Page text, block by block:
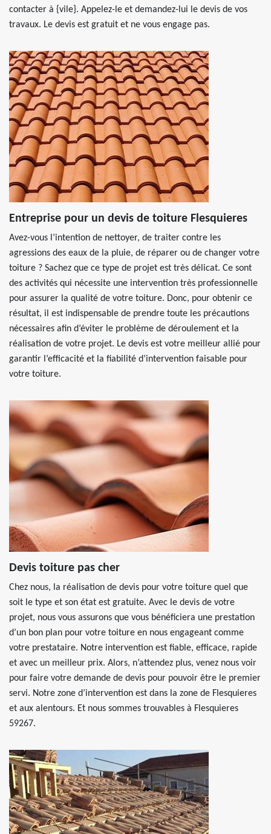
contacter à {vile}. Appelez-le et demandez-lui le devis de vos
travaux. Le devis est gratuit et ne vous engage pas.
Entreprise pour un devis de toiture Flesquieres
Avez-vous l’intention de nettoyer, de traiter contre les
agressions des eaux de la pluie, de réparer ou de changer votre
toiture ? Sachez que ce type de projet est très délicat. Ce sont
des activités qui nécessite une intervention très professionnelle
pour assurer la qualité de votre toiture. Donc, pour obtenir ce
résultat, il est indispensable de prendre toute les précautions
nécessaires afin d’éviter le problème de déroulement et la
réalisation de votre projet. Le devis est votre meilleur allié pour
garantir l’efficacité et la fiabilité d’intervention faisable pour
votre toiture.
Devis toiture pas cher
Chez nous, la réalisation de devis pour votre toiture quel que
soit le type et son état est gratuite. Avec le devis de votre
projet, nous vous assurons que vous bénéficiera une prestation
d’un bon plan pour votre toiture en nous engageant comme
votre prestataire. Notre intervention est fiable, efficace, rapide
et avec un meilleur prix. Alors, n’attendez plus, venez nous voir
pour faire votre demande de devis pour pouvoir être le premier
servi. Notre zone d’intervention est dans la zone de Flesquieres
et aux alentours. Et nous sommes trouvables à Flesquieres
59267.